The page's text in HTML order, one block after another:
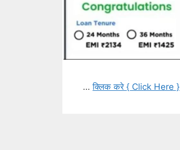
…क्लिक करे { Click Here }